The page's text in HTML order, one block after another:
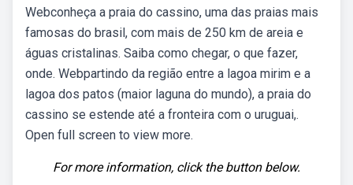
Webconheça a praia do cassino, uma das praias mais
famosas do brasil, com mais de 250 km de areia e
águas cristalinas. Saiba como chegar, o que fazer,
onde. Webpartindo da região entre a lagoa mirim e a
lagoa dos patos (maior laguna do mundo), a praia do
cassino se estende até a fronteira com o uruguai,.
Open full screen to view more.
For more information, click the button below.